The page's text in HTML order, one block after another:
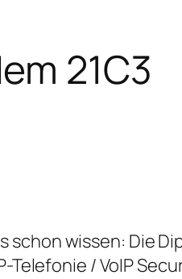
21C3
schon wissen: Die
/ VoIP